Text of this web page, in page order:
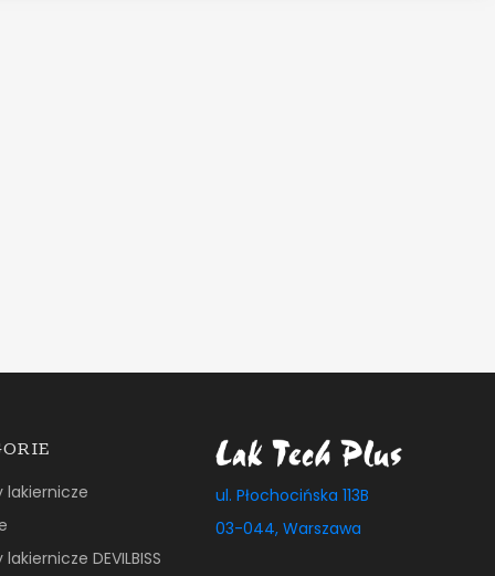
lakiernicze
DEVILBISS
ul. Płochocińska 113B
03-044, Warszawa